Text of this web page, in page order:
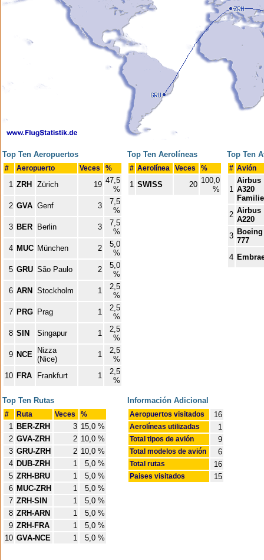
Top Ten Aeropuertos
# Aeropuerto Veces %
1 ZRH Zürich 19 47,5
%
2 GVA Genf 3
7,5
%
3 BER Berlin 3
7,5
%
4 MUC München 2
5,0
%
5 GRU São Paulo 2
5,0
%
6 ARN Stockholm 1
2,5
%
7 PRG Prag 1
2,5
%
8 SIN Singapur 1
2,5
%
9 NCE
Nizza
(Nice)
1
2,5
%
10 FRA Frankfurt 1
2,5
%
Top Ten Aerolíneas
# Aerolínea Veces %
1 SWISS 20 100,0
%
Top Ten
# Avión
1
Airbus
A320
Familie
2 Airbus
A220
3 Boeing
777
4
Top Ten Rutas
# Ruta Veces %
1 BER-ZRH 3 15,0 %
2 GVA-ZRH 2 10,0 %
3 GRU-ZRH 2 10,0 %
4 DUB-ZRH 1
5,0 %
5 ZRH-BRU 1
5,0 %
6 MUC-ZRH 1
5,0 %
7 ZRH-SIN 1
5,0 %
8 ZRH-ARN 1
5,0 %
9 ZRH-FRA 1
5,0 %
10 GVA-NCE 1 5,0 %
Información Adicional
Aeropuertos visitados 16
Aerolíneas utilizadas 1
Total tipos de avión 9
Total modelos de avión 6
Total rutas 16
Paises visitados 15